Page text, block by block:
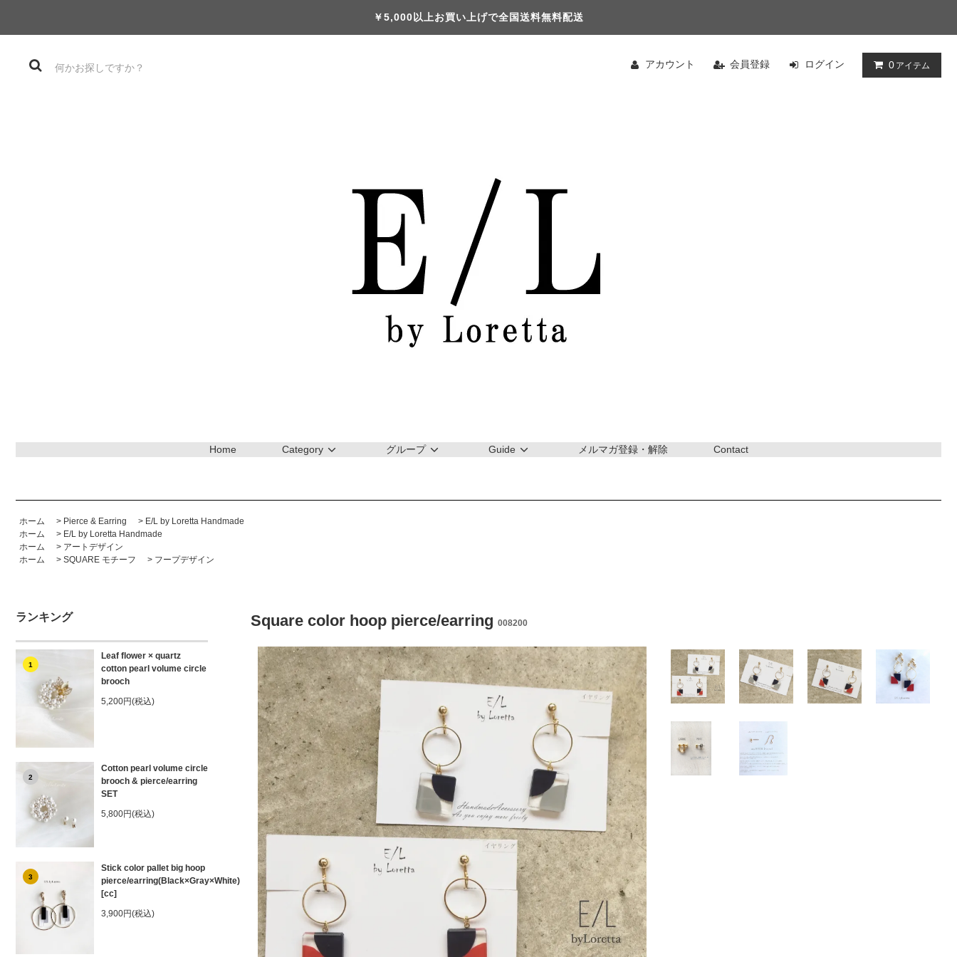
￥5,000以上お買い上げで全国送料無料配送
アカウント 会員登録 ログイン 0 アイテム
Home Category グループ Guide メルマガ登録・解除 Contact
ホーム > Pierce & Earring > E/L by Loretta Handmade
ホーム
> E/L by Loretta Handmade
ホーム
> アートデザイン
ホーム
> SQUARE モチーフ > フープデザイン
ランキング
1
Leaf flower × quartz
cotton pearl volume circle
brooch
5,200円(税込)
2
Cotton pearl volume circle
brooch & pierce/earring
SET
5,800円(税込)
3
Stick color pallet big hoop
pierce/earring(Black×Gray×White)
[cc]
3,900円(税込)
Square color hoop pierce/earring 008200